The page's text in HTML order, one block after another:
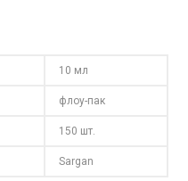
10 мл
флоу-пак
150 шт.
Sargan